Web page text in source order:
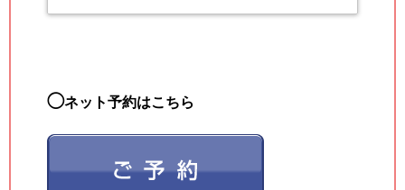
◯ネット予約はこちら